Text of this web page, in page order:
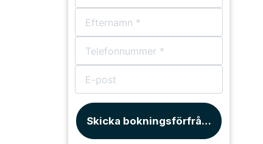
Skicka bokningsförfrågan